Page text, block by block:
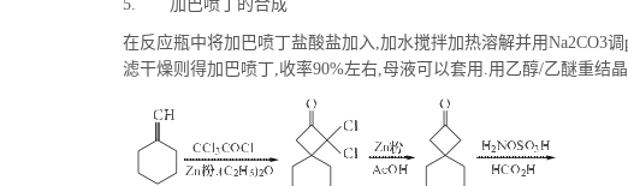
5. 加巴喷丁的合成
在反应瓶中将加巴喷丁盐酸盐加入,加水搅拌加热溶解并用Na2CO3
滤干燥则得加巴喷丁,收率90%左右,母液可以套用.用乙醇/乙醚重结晶